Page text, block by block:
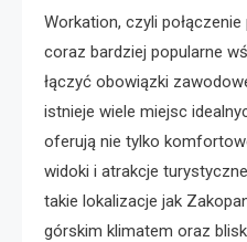
Workation, czyli
coraz bardziej popularne
łączyć obowiązki
istnieje wiele miejsc
oferują nie tylko
widoki i atrakcje
takie lokalizacje jak
górskim klimatem oraz